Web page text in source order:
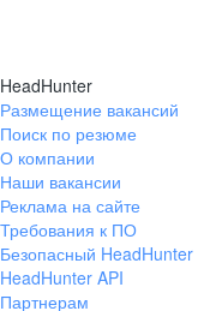
HeadHunter
Размещение вакансий
Поиск по резюме
О компании
Наши вакансии
Реклама на сайте
Требования к ПО
Безопасный HeadHunter
HeadHunter API
Партнерам